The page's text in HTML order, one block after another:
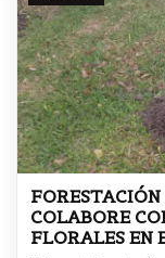
COLABORE
FLORALES EN